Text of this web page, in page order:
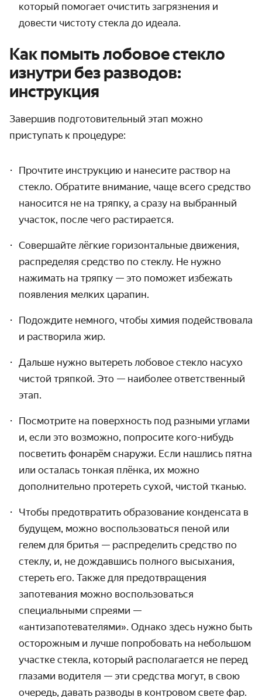
который помогает очистить загрязнения и
довести чистоту стекла до идеала.
Как помыть лобовое стекло
изнутри без разводов:
инструкция
Завершив подготовительный этап можно
приступать к процедуре:
Прочтите инструкцию и нанесите раствор на
стекло. Обратите внимание, чаще всего средство
наносится не на тряпку, а сразу на выбранный
участок, после чего растирается.
Совершайте лёгкие горизонтальные движения,
распределяя средство по стеклу. Не нужно
нажимать на тряпку — это поможет избежать
появления мелких царапин.
Подождите немного, чтобы химия подействовала
и растворила жир.
Дальше нужно вытереть лобовое стекло насухо
чистой тряпкой. Это — наиболее ответственный
этап.
Посмотрите на поверхность под разными углами
и, если это возможно, попросите кого-нибудь
посветить фонарём снаружи. Если нашлись пятна
или осталась тонкая плёнка, их можно
дополнительно протереть сухой, чистой тканью.
Чтобы предотвратить образование конденсата в
будущем, можно воспользоваться пеной или
гелем для бритья — распределить средство по
стеклу, и, не дождавшись полного высыхания,
стереть его. Также для предотвращения
запотевания можно воспользоваться
специальными спреями —
«антизапотевателями». Однако здесь нужно быть
осторожным и лучше попробовать на небольшом
участке стекла, который располагается не перед
глазами водителя — эти средства могут, в свою
очередь, давать разводы в контровом свете фар.